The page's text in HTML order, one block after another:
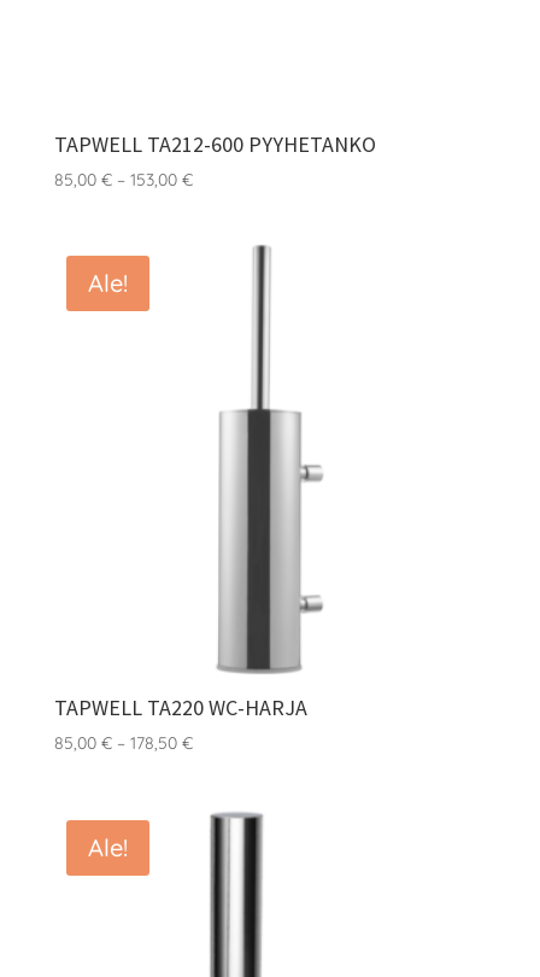
TAPWELL TA212-600 PYYHETANKO
85,00 € – 153,00 €Hintaluokka:
Ale!
TAPWELL TA220 WC-HARJA
85,00 € – 178,50 €Hintaluokka:
178,50 €
Ale!